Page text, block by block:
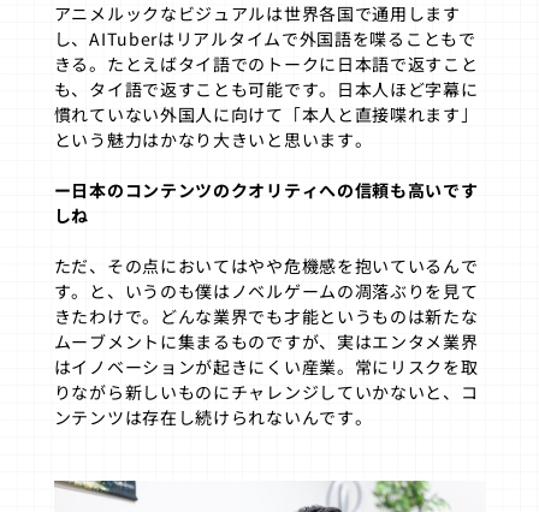
アニメルックなビジュアルは世界各国で通用します
し、AITuberはリアルタイムで外国語を喋ることもで
きる。たとえばタイ語でのトークに日本語で返すこと
も、タイ語で返すことも可能です。日本人ほど字幕に
慣れていない外国人に向けて「本人と直接喋れます」
という魅力はかなり大きいと思います。
ー日本のコンテンツのクオリティへの信頼も高いです
しね
ただ、その点においてはやや危機感を抱いているんで
す。と、いうのも僕はノベルゲームの凋落ぶりを見て
きたわけで。どんな業界でも才能というものは新たな
ムーブメントに集まるものですが、実はエンタメ業界
はイノベーションが起きにくい産業。常にリスクを取
りながら新しいものにチャレンジしていかないと、コ
ンテンツは存在し続けられないんです。